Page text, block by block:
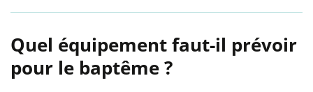
Quel équipement faut-il prévoir
pour le baptême ?